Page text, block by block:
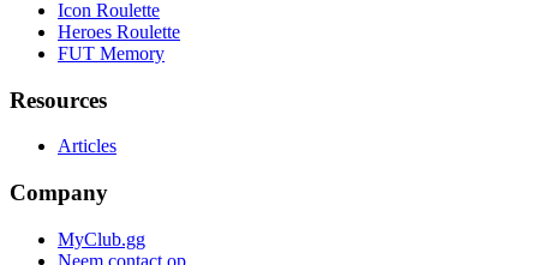
Icon Roulette
Heroes Roulette
FUT Memory
Resources
Articles
Company
MyClub.gg
Neem contact op